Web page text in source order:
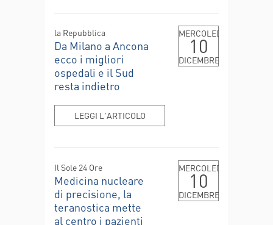
la Repubblica
Da Milano a Ancona
ecco i migliori
ospedali e il Sud
resta indietro
LEGGI L'ARTICOLO
MERCOLEDÌ
10
DICEMBRE
Il Sole 24 Ore
Medicina nucleare
di precisione, la
teranostica mette
al centro i pazienti
MERCOLEDÌ
10
DICEMBRE